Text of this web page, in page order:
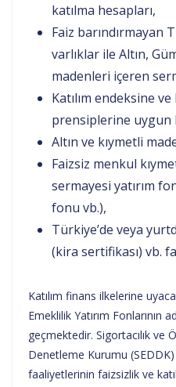
katılma hesapları,
Faiz barındırmayan
varlıklar ile Altın,
madenleri içeren
Katılım endeksine ve
prensiplerine uygun
Altın ve kıymetli
Faizsiz menkul
sermayesi yatırım
fonu vb.),
Türkiye’de veya
(kira sertifikası) vb.
Katılım finans ilkelerine
Emeklilik Yatırım Fonlarının
geçmektedir. Sigortacılık ve
Denetleme Kurumu
faaliyetlerinin faizsizlik ve